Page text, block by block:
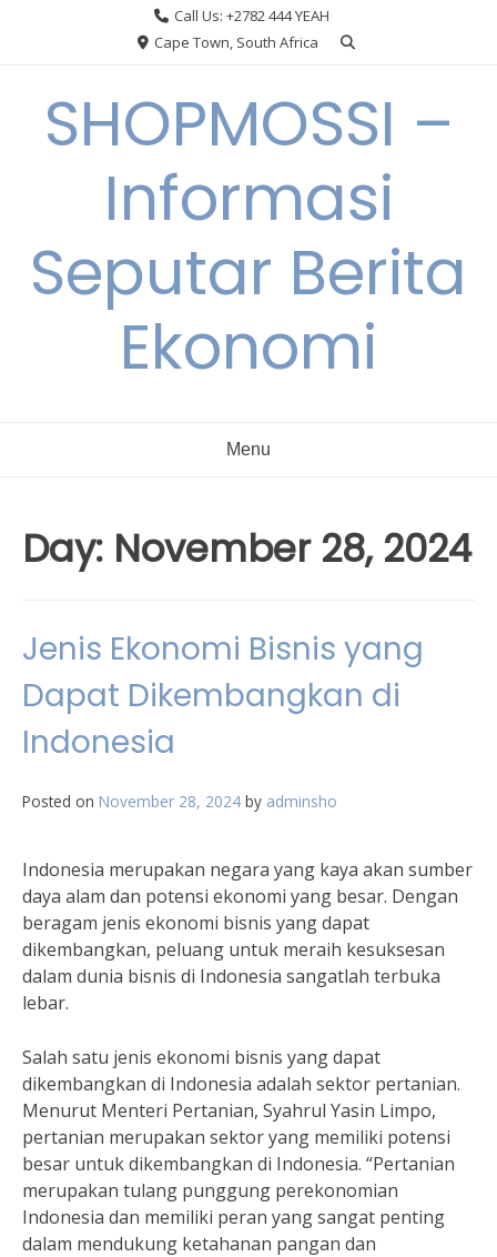
Call Us: +2782 444 YEAH
Cape Town, South Africa
SHOPMOSSI –
Informasi
Seputar Berita
Ekonomi
Menu
Day: November 28, 2024
Jenis Ekonomi Bisnis yang
Dapat Dikembangkan di
Indonesia
Posted on November 28, 2024 by adminsho
Indonesia merupakan negara yang kaya akan sumber
daya alam dan potensi ekonomi yang besar. Dengan
beragam jenis ekonomi bisnis yang dapat
dikembangkan, peluang untuk meraih kesuksesan
dalam dunia bisnis di Indonesia sangatlah terbuka
lebar.
Salah satu jenis ekonomi bisnis yang dapat
dikembangkan di Indonesia adalah sektor pertanian.
Menurut Menteri Pertanian, Syahrul Yasin Limpo,
pertanian merupakan sektor yang memiliki potensi
besar untuk dikembangkan di Indonesia. “Pertanian
merupakan tulang punggung perekonomian
Indonesia dan memiliki peran yang sangat penting
dalam mendukung ketahanan pangan dan